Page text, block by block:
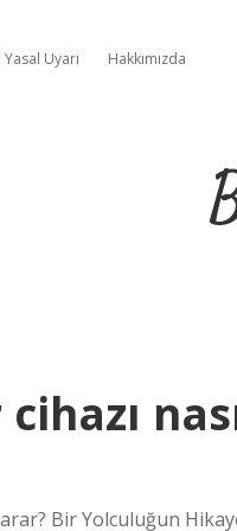
Yasal Uyarı Hakkımızda
Bir Yolculuğun